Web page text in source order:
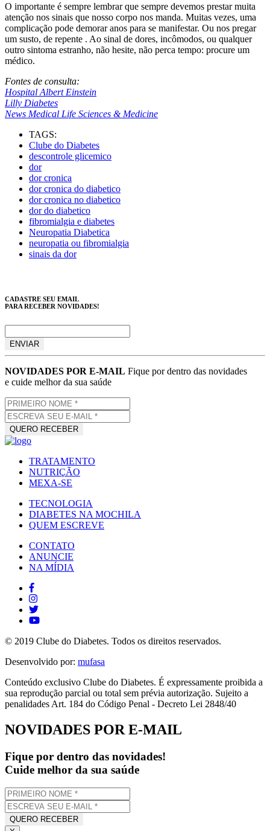
O importante é sempre lembrar que sempre devemos prestar muita
atenção nos sinais que nosso corpo nos manda. Muitas vezes, uma
complicação pode demorar anos para se manifestar. Ou nos pregar
um susto, de repente . Ao sinal de dores, incômodos, ou qualquer
outro sintoma estranho, não hesite, não perca tempo: procure um
médico.
Fontes de consulta:
Hospital Albert Einstein
Lilly Diabetes
News Medical Life Sciences & Medicine
TAGS:
Clube do Diabetes
descontrole glicemico
dor
dor cronica
dor cronica do diabetico
dor cronica no diabetico
dor do diabetico
fibromialgia e diabetes
Neuropatia Diabetica
neuropatia ou fibromialgia
sinais da dor
CADASTRE SEU EMAIL
PARA RECEBER NOVIDADES!
NOVIDADES POR E-MAIL Fique por dentro das novidades
e cuide melhor da sua saúde
TRATAMENTO
NUTRIÇÃO
MEXA-SE
TECNOLOGIA
DIABETES NA MOCHILA
QUEM ESCREVE
CONTATO
ANUNCIE
NA MÍDIA
© 2019 Clube do Diabetes. Todos os direitos reservados.
Desenvolvido por: mufasa
Conteúdo exclusivo Clube do Diabetes. É expressamente proibida a
sua reprodução parcial ou total sem prévia autorização. Sujeito a
penalidades Art. 184 do Código Penal - Decreto Lei 2848/40
NOVIDADES POR E-MAIL
Fique por dentro das novidades!
Cuide melhor da sua saúde